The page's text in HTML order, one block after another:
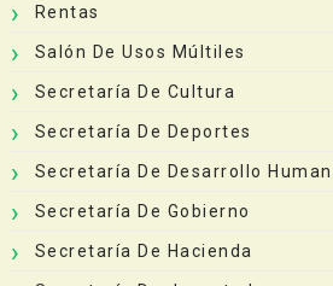
Rentas
Salón De Usos Múltiles
Secretaría De Cultura
Secretaría De Deportes
Secretaría De Desarrollo
Secretaría De Gobierno
Secretaría De Hacienda